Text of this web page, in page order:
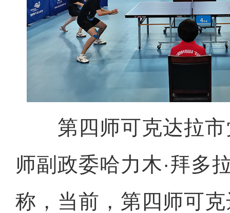
第四师可克达拉市
师副政委哈力木·拜多
称，当前，第四师可